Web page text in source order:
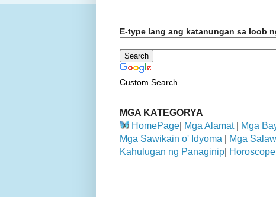
E-type lang ang katanungan sa loob
Custom Search
MGA KATEGORYA
HomePage Mga Alamat| Mga
Mga Sawikain o' Idyoma
Mga
Kahulugan ng Panaginip